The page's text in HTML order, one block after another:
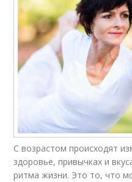
С возрастом происходят
здоровье, привычках и
ритма жизни. Это то, что